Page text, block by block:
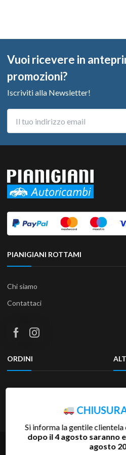
Vuoi ricevere in
promozioni?
Iscriviti alla Newsletter!
PIANIGIANI ROTTAMI
Chi siamo
Contattaci
ORDINI
Termini e condizioni
Copyright 2025 Pianigiani Rottami
Si informa la gentile clientela
dopo il 4 agosto saranno
agosto